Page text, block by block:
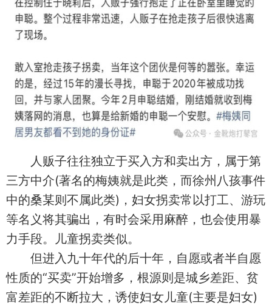
人贩子往往独立于买入方和卖出方，属于第
三方中介(著名的梅姨就是此类，而徐州八孩事件
中的桑某则不属此类)，妇女拐卖常以打工、游玩
等名义将其骗出，有时会采用麻醉，也会使用暴
力手段。儿童拐卖类似。
但进入九十年代的后十年，自愿或者半自愿
性质的“买卖”开始增多，根源则是城乡差距、贫
富差距的不断拉大，诱使妇女儿童(主要是妇女)